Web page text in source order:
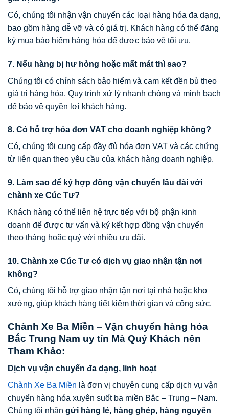
Có, chúng tôi nhận vận chuyển các loại hàng hóa đa dạng,
bao gồm hàng dễ vỡ và có giá trị. Khách hàng có thể đăng
ký mua bảo hiểm hàng hóa để được bảo vệ tối ưu.
7. Nếu hàng bị hư hỏng hoặc mất mát thì sao?
Chúng tôi có chính sách bảo hiểm và cam kết đền bù theo
giá trị hàng hóa. Quy trình xử lý nhanh chóng và minh bạch
để bảo vệ quyền lợi khách hàng.
8. Có hỗ trợ hóa đơn VAT cho doanh nghiệp không?
Có, chúng tôi cung cấp đầy đủ hóa đơn VAT và các chứng
từ liên quan theo yêu cầu của khách hàng doanh nghiệp.
9. Làm sao để ký hợp đồng vận chuyển lâu dài với
chành xe Cúc Tư?
Khách hàng có thể liên hệ trực tiếp với bộ phận kinh
doanh để được tư vấn và ký kết hợp đồng vận chuyển
theo tháng hoặc quý với nhiều ưu đãi.
10. Chành xe Cúc Tư có dịch vụ giao nhận tận nơi
không?
Có, chúng tôi hỗ trợ giao nhận tận nơi tại nhà hoặc kho
xưởng, giúp khách hàng tiết kiệm thời gian và công sức.
Chành Xe Ba Miền – Vận chuyển hàng hóa
Bắc Trung Nam uy tín Mà Quý Khách nên
Tham Khảo:
Dịch vụ vận chuyển đa dạng, linh hoạt
Chành Xe Ba Miền là đơn vị chuyên cung cấp dịch vụ vận
chuyển hàng hóa xuyên suốt ba miền Bắc – Trung – Nam.
Chúng tôi nhận gửi hàng lẻ, hàng ghép, hàng nguyên